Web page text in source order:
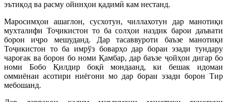
эътиқод ва расму ойинҳои қадимӣ кам нестанд.
Маросимҳои ашаглон, сусхотун, чиллахотун дар манотиқи
мухталифи Тоҷикистон то ба солҳои наздик барои даъвати
борон иҷро мешуданд. Дар тасаввуроти баъзе манотиқи
Тоҷикистон то ба имрўз боварҳо дар бораи эзади тундару
чароғак ва борон бо номи Қамбар, дар баъзе ҷойҳои дигар бо
номи Бобо Қилдир боқӣ мондаанд, ки бешак идомаи
оммиёнаи асотири ниёгони мо дар бораи эзади борон Тир
мебошанд.